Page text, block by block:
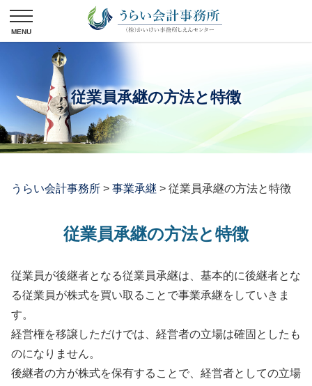
従業員承継の方法と特徴
うらい会計事務所 > 事業承継 > 従業員承継の方法と特徴
従業員承継の方法と特徴
従業員が後継者となる従業員承継は、基本的に後継者とな
る従業員が株式を買い取ることで事業承継をしていきま
す。
経営権を移譲しただけでは、経営者の立場は確固としたも
のになりません。
後継者の方が株式を保有することで、経営者としての立場